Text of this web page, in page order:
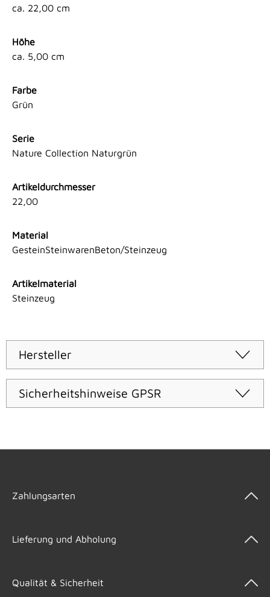
ca. 22,00 cm
Höhe
ca. 5,00 cm
Farbe
Grün
Serie
Nature Collection Naturgrün
Artikeldurchmesser
22,00
Material
GesteinSteinwarenBeton/Steinzeug
Artikelmaterial
Steinzeug
Hersteller
Sicherheitshinweise GPSR
Zahlungsarten
Lieferung und Abholung
Qualität & Sicherheit